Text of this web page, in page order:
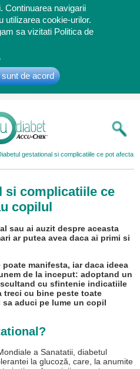
Continuarea navigarii
utilizarea cookie-urilor.
sa vizitati Politica de
de acord
Bine ati
venit
gestational si complicatiile ce pot afecta
si complicatiile ce
copilul
sau ai auzit despre aceasta
ar putea avea daca ai primi si
manifesta, iar daca ideea
de la inceput: adoptand un
cu sfintenie indicatiile
treci cu bine peste toate
aduci pe lume un copil
a Sanatatii, diabetul
la glucoză, care, la anumite